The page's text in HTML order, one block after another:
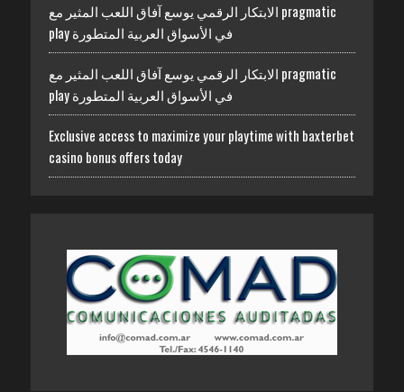
الابتكار الرقمي يوسع آفاق اللعب المثير مع pragmatic
play في الأسواق العربية المتطورة
الابتكار الرقمي يوسع آفاق اللعب المثير مع pragmatic
play في الأسواق العربية المتطورة
Exclusive access to maximize your playtime with baxterbet
casino bonus offers today